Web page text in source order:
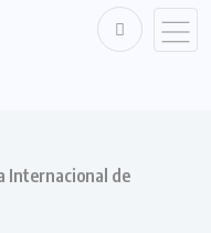
Internacional de